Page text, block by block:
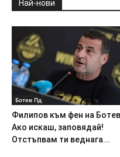
Най-нови
Ботев Пд
Филипов към фен на
Ако искаш, заповядай!
Отстъпвам ти веднага...